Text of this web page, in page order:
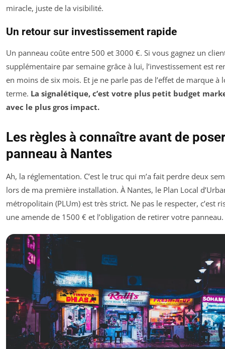
miracle, juste de la visibilité.
Un retour sur investissement rapide
Un panneau coûte entre 500 et 3000 €. Si vous gagnez un
supplémentaire par semaine grâce à lui, l’investissement est
en moins de six mois. Et je ne parle pas de l’effet de marque à
terme. La signalétique, c’est votre plus petit budget
avec le plus gros impact.
Les règles à connaître avant de
panneau à Nantes
Ah, la réglementation. C’est le truc qui m’a fait perdre deux
lors de ma première installation. À Nantes, le Plan Local
métropolitain (PLUm) est très strict. Ne pas le respecter, c’est
une amende de 1500 € et l’obligation de retirer votre panneau.